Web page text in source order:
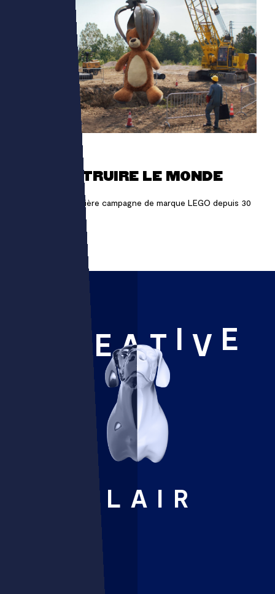
RECONSTRUIRE LE MONDE
Localiser la première campagne de marque LEGO depuis 30
E A T I V E
FLAIR